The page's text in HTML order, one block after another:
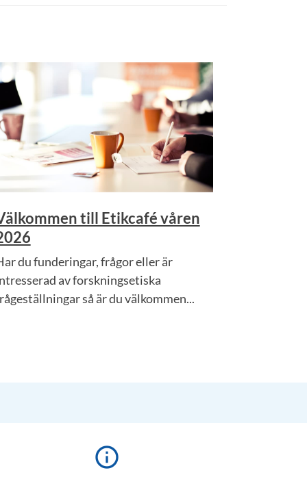
till Etikcafé våren
du funderingar, frågor eller är
av forskningsetiska
så är du välkommen...
info_outline